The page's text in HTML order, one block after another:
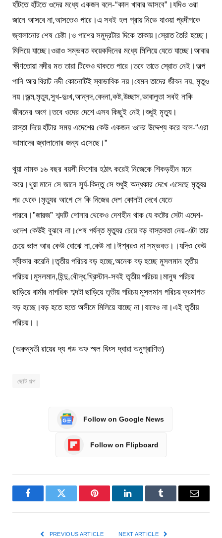
হাঁটতে হাঁটতে ওদের মধ্যে একজন বলে-“কাল খাবার আসবে”।যদিও ওরা
জানে আসবে না,আসতেও পারে।এ সবই হল প্রায় নিভে যাওয়া প্রদীপকে
জ্বালানোর শেষ চেষ্টা।ও পাশের সমুদ্রটার দিকে তাকায়।স্রোত তৈরি হচ্ছে।
মিলিয়ে যাচ্ছে।ওরাও সম্ভবত কয়েকদিনের মধ্যে মিলিয়ে যেতে যাচ্ছে।আবার
ক্ষীণতোয়া নদীর মত তারা টিকেও থাকতে পারে।তবে তাতে স্রোত নেই।অল্প
পানি আর বিরাট নদী কোনোটিই স্বাভাবিক নয়।যেমন তাদের জীবন নয়, মৃতুও
নয়।জন্ম,মৃত্যু,সুখ-দুঃখ,আন্নদ,বেদনা,কষ্ট,উচ্ছাস,ভাবালুতা সবই নাকি
জীবনের অংশ।তবে ওদের দেশে এসব কিছুই নেই।শুধুই মৃত্যু।
রাস্তা দিয়ে হাঁটার সময় এদেশের কেউ একজন ওদের উদ্দেশ্য করে বলে-“এরা
আমাদের জ্বালানোর জন্য এসেছে।”
থুয়া নামক ১৬ বছর বয়সী কিশোর হঠাৎ করেই নিজেকে শিকড়হীন মনে
করে।থুয়া মানে সে জানে সূর্য-কিন্তু সে শুধুই অন্ধকার দেখে এসেছে মৃত্যুর
পর থেকে।মৃত্যুর আগে সে কি নিজের দেশ কোনটা দেখে যেতে
পারবে।”জারজ” শব্দটি শোনার থেকেও দেশহীন থাক যে কষ্টের সেটা এদেশ-
ওদেশ কেউই বুঝবে না।শেষ পর্যন্ত মৃত্যুর চেয়ে বড় বাস্তবতা নেয়-এটা তার
চেয়ে ভাল আর কেউ বোঝে না,কেউ না।ঈশ্বরও না সম্ভবত।।যদিও কেউ
স্বীকার করেনি।তৃতীয় পরিচয় বড় হচ্ছে,অনেক বড় হচ্ছে মুসলমান তৃতীয়
পরিচয়।মুসলমান,হিন্দু,বৌদ্ধ,খ্রিস্টান-সবই তৃতীয় পরিচয়।মানুষ পরিচয়
ছাড়িয়ে বার্মার নাগরিক শব্দটা ছাড়িয়ে তৃতীয় পরিচয় মুসলমান পরিচয় ক্রমাগত
বড় হচ্ছে।বড় হতে হতে অসীমে মিলিয়ে যাচ্ছে না।যাবেও না।এই তৃতীয়
পরিচয়।।
(অরুন্ধতী রায়ের দ্য গড অফ স্মল থিংস দ্বারা অনুপ্রাণিত)
ছোট গল্প
Follow on Google News
Follow on Flipboard
FacebookTwitter Pinterest LinkedInTumblr Email
PREVIOUS ARTICLE NEXT ARTICLE